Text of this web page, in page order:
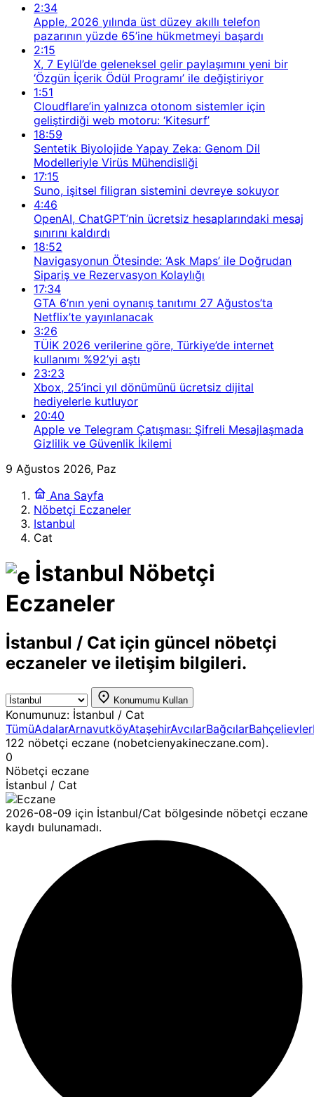
2:34
Apple, 2026 yılında üst düzey akıllı telefon
pazarının yüzde 65’ine hükmetmeyi başardı
2:15
X, 7 Eylül’de geleneksel gelir paylaşımını yeni bir
‘Özgün İçerik Ödül Programı’ ile değiştiriyor
1:51
Cloudflare’in yalnızca otonom sistemler için
geliştirdiği web motoru: ‘Kitesurf’
18:59
Sentetik Biyolojide Yapay Zeka: Genom Dil
Modelleriyle Virüs Mühendisliği
17:15
Suno, işitsel filigran sistemini devreye sokuyor
4:46
OpenAI, ChatGPT’nin ücretsiz hesaplarındaki mesaj
sınırını kaldırdı
18:52
Navigasyonun Ötesinde: ‘Ask Maps’ ile Doğrudan
Sipariş ve Rezervasyon Kolaylığı
17:34
GTA 6’nın yeni oynanış tanıtımı 27 Ağustos’ta
Netflix’te yayınlanacak
3:26
TÜİK 2026 verilerine göre, Türkiye’de internet
kullanımı %92’yi aştı
23:23
Xbox, 25’inci yıl dönümünü ücretsiz dijital
hediyelerle kutluyor
20:40
Apple ve Telegram Çatışması: Şifreli Mesajlaşmada
Gizlilik ve Güvenlik İkilemi
9 Ağustos 2026, Paz
Ana Sayfa
Nöbetçi Eczaneler
Istanbul
Cat
İstanbul Nöbetçi
Eczaneler
İstanbul / Cat için güncel nöbetçi
eczaneler ve iletişim bilgileri.
Konumumu Kullan
Konumunuz: İstanbul / Cat
TümüAdalarArnavutköyAtaşehirAvcılarBağcılarBahçelievler
122 nöbetçi eczane (nobetcienyakineczane.com).
0
Nöbetçi eczane
İstanbul / Cat
2026-08-09 için İstanbul/Cat bölgesinde nöbetçi eczane
kaydı bulunamadı.